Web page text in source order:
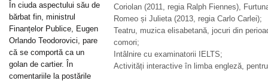
Coriolan (2011, regia Ralph Fiennes),
Romeo și Julieta (2013, regia Carlo Carlei);
Teatru, muzica elisabetană, jocuri din
comori;
Intâlnire cu examinatorii IELTS;
Activități interactive în limba engleză,
În ciuda aspectului său de
bărbat fin, ministrul
Finanțelor Publice, Eugen
Orlando Teodorovici, pare
că se comportă ca un
golan de cartier. În
comentariile la postările